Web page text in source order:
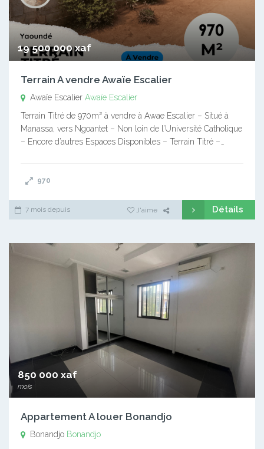
19 500 000 xaf
Terrain A vendre Awaïe Escalier
Awaïe Escalier Awaïe Escalier
Terrain Titré de 970m² à vendre à Awae Escalier – Situé à
Manassa, vers Ngoantet – Non loin de l’Université Catholique
– Encore d’autres Espaces Disponibles – Terrain Titré –…
970
7 mois depuis J'aime Détails
850 000 xaf
mois
Appartement A louer Bonandjo
Bonandjo Bonandjo